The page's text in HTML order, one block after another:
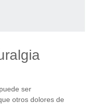
ser
otros dolores de